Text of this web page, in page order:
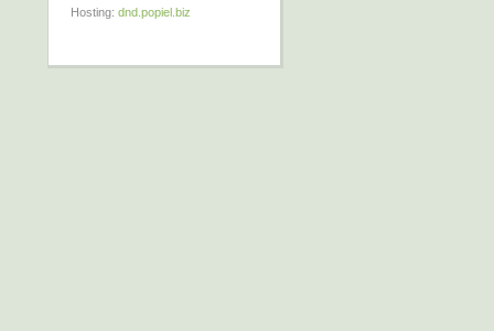
Hosting: dnd.popiel.biz